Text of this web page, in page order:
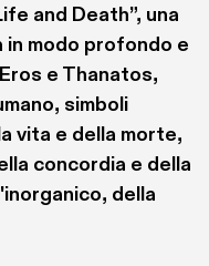
motoria nella
delle nuove chiavi
dei meccanismi
e delle
in Medicina e
di Torino
and Death”, una
modo profondo e
e Thanatos,
simboli
vita e della morte,
concordia e della
della